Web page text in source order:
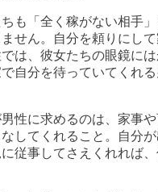
も「全く稼がない相手
せん。自分を頼りにし
は、彼女たちの眼鏡には
自分を待っていてくれる
性に求めるのは、家事
してくれること。自分
従事してさえくれれば